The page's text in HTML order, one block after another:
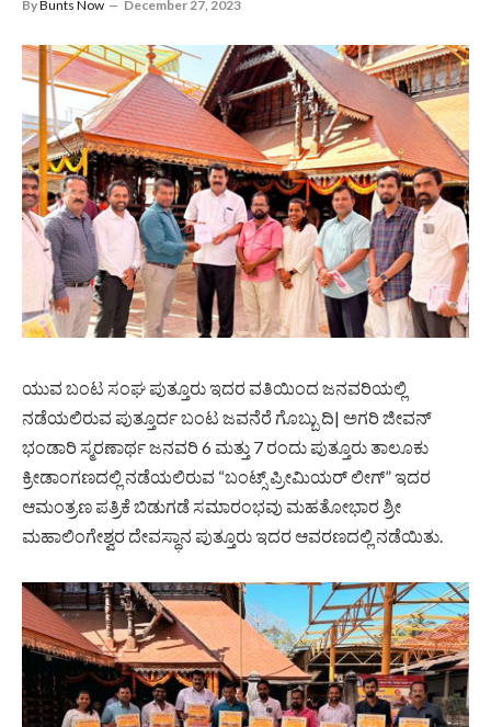
ByBunts Now December 27, 2023
ಯುವ ಬಂಟ ಸಂಘ ಪುತ್ತೂರು ಇದರ ವತಿಯಿಂದ ಜನವರಿಯಲ್ಲಿ
ನಡೆಯಲಿರುವ ಪುತ್ತೂರ್ದ ಬಂಟ ಜವನೆರೆ ಗೊಬ್ಬು ದಿ| ಅಗರಿ ಜೀವನ್
ಭಂಡಾರಿ ಸ್ಮರಣಾರ್ಥ ಜನವರಿ 6 ಮತ್ತು 7 ರಂದು ಪುತ್ತೂರು ತಾಲೂಕು
ಕ್ರೀಡಾಂಗಣದಲ್ಲಿ ನಡೆಯಲಿರುವ “ಬಂಟ್ಸ್ ಪ್ರೀಮಿಯರ್ ಲೀಗ್” ಇದರ
ಆಮಂತ್ರಣ ಪತ್ರಿಕೆ ಬಿಡುಗಡೆ ಸಮಾರಂಭವು ಮಹತೋಭಾರ ಶ್ರೀ
ಮಹಾಲಿಂಗೇಶ್ವರ ದೇವಸ್ಥಾನ ಪುತ್ತೂರು ಇದರ ಆವರಣದಲ್ಲಿ ನಡೆಯಿತು.